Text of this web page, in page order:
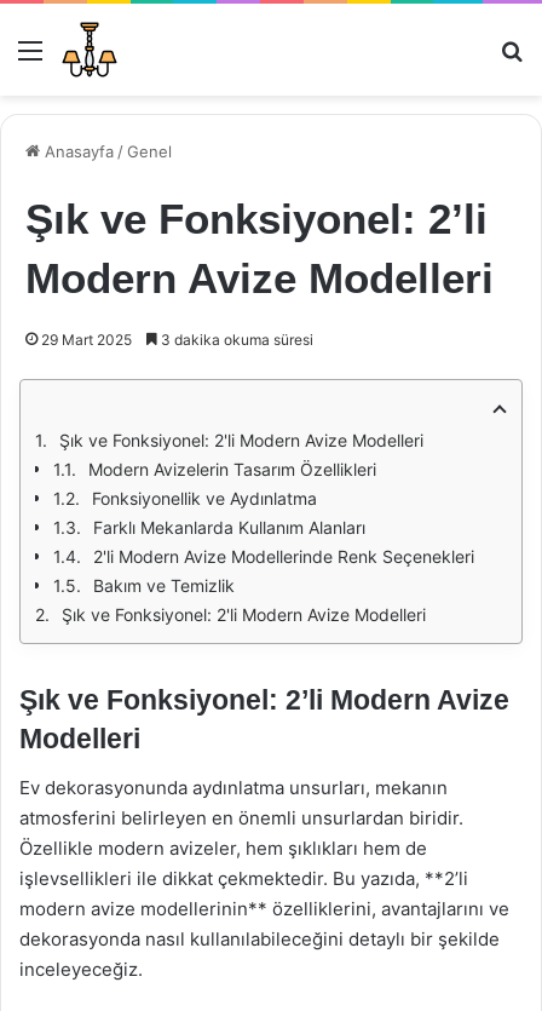
Menü
Anasayfa /Genel
Şık ve Fonksiyonel: 2’li
Modern Avize Modelleri
29 Mart 2025 3 dakika okuma süresi
Şık ve Fonksiyonel: 2'li Modern Avize Modelleri
Modern Avizelerin Tasarım Özellikleri
Fonksiyonellik ve Aydınlatma
Farklı Mekanlarda Kullanım Alanları
2'li Modern Avize Modellerinde Renk Seçenekleri
Bakım ve Temizlik
Şık ve Fonksiyonel: 2'li Modern Avize Modelleri
Şık ve Fonksiyonel: 2’li Modern Avize
Modelleri
Ev dekorasyonunda aydınlatma unsurları, mekanın
atmosferini belirleyen en önemli unsurlardan biridir.
Özellikle modern avizeler, hem şıklıkları hem de
işlevsellikleri ile dikkat çekmektedir. Bu yazıda, **2’li
modern avize modellerinin** özelliklerini, avantajlarını ve
dekorasyonda nasıl kullanılabileceğini detaylı bir şekilde
inceleyeceğiz.